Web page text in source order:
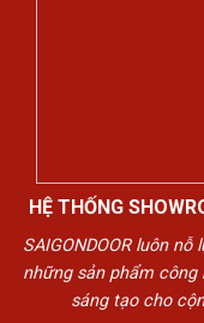
HỆ THỐNG
SAIGONDOOR luôn
những sản phẩm
sáng tạo cho